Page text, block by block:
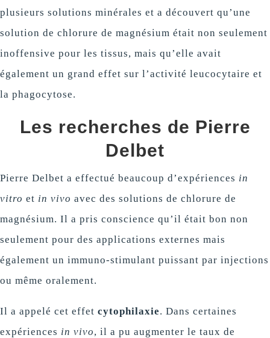
plusieurs solutions minérales et a découvert qu’une
solution de chlorure de magnésium était non seulement
inoffensive pour les tissus, mais qu’elle avait
également un grand effet sur l’activité leucocytaire et
la phagocytose.
Les recherches de Pierre
Delbet
Pierre Delbet a effectué beaucoup d’expériences in
vitro et in vivo avec des solutions de chlorure de
magnésium. Il a pris conscience qu’il était bon non
seulement pour des applications externes mais
également un immuno-stimulant puissant par injections
ou même oralement.
Il a appelé cet effet cytophilaxie. Dans certaines
expériences in vivo, il a pu augmenter le taux de